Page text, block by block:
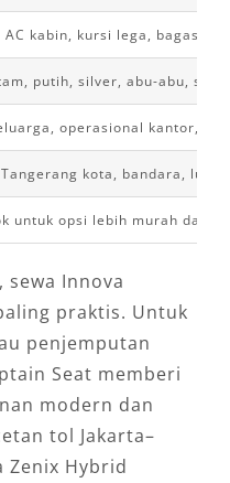
AC kabin, kursi lega, bagasi
putih, silver, abu-abu,
operasional kantor,
Tangerang kota, bandara, luar
untuk opsi lebih murah dan
Innova
praktis. Untuk
penjemputan
Seat memberi
modern dan
tol Jakarta–
Zenix Hybrid